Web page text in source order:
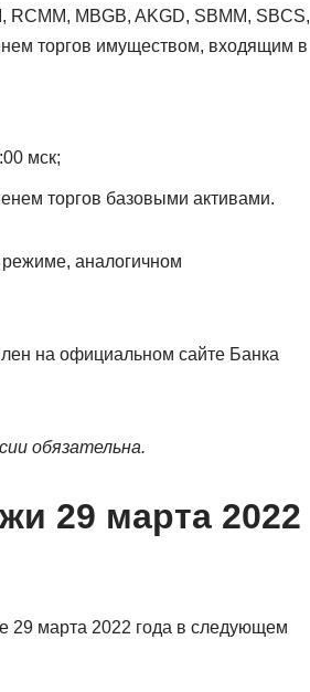
MBGB, AKGD, SBMM, SBCS,
торгов имуществом, входящим в
мск;
торгов базовыми активами.
аналогичном
на официальном сайте Банка
обязательна.
29 марта 2022
29 марта 2022 года в следующем